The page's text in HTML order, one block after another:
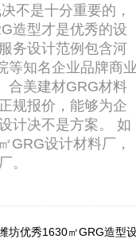
不是十分重要的，
造型才是优秀的设
务设计范例包含河
等知名企业品牌商
合美建材GRG材料
规报价，能够为企
计决不是方案。 如
GRG设计材料厂，
。
坊优秀1630㎡GRG造型